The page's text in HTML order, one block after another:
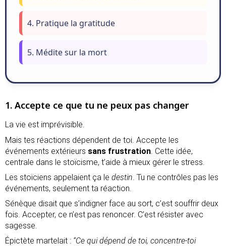
4. Pratique la gratitude
5. Médite sur la mort
1. Accepte ce que tu ne peux pas changer
La vie est imprévisible.
Mais tes réactions dépendent de toi. Accepte les
événements extérieurs sans frustration. Cette idée,
centrale dans le stoïcisme, t’aide à mieux gérer le stress.
Les stoïciens appelaient ça le destin. Tu ne contrôles pas les
événements, seulement ta réaction.
Sénèque disait que s’indigner face au sort, c’est souffrir deux
fois. Accepter, ce n’est pas renoncer. C’est résister avec
sagesse.
Épictète martelait : “Ce qui dépend de toi, concentre-toi